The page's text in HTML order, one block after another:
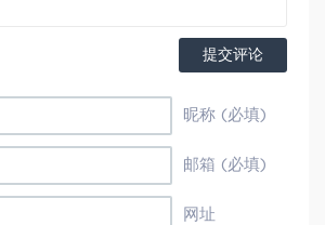
提交评论
昵称 (必填)
邮箱 (必填)
网址